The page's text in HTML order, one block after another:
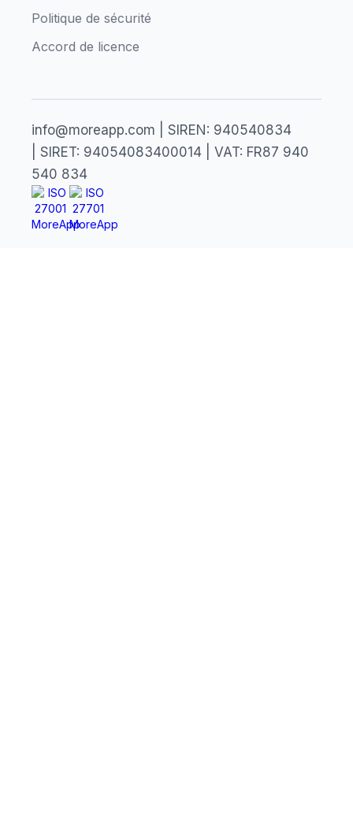
Politique de sécurité
Accord de licence
info@moreapp.com | SIREN: 940540834
| SIRET: 94054083400014 | VAT: FR87 940
540 834